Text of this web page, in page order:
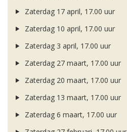
Zaterdag 17 april, 17.00 uur
Zaterdag 10 april, 17.00 uur
Zaterdag 3 april, 17.00 uur
Zaterdag 27 maart, 17.00 uur
Zaterdag 20 maart, 17.00 uur
Zaterdag 13 maart, 17.00 uur
Zaterdag 6 maart, 17.00 uur